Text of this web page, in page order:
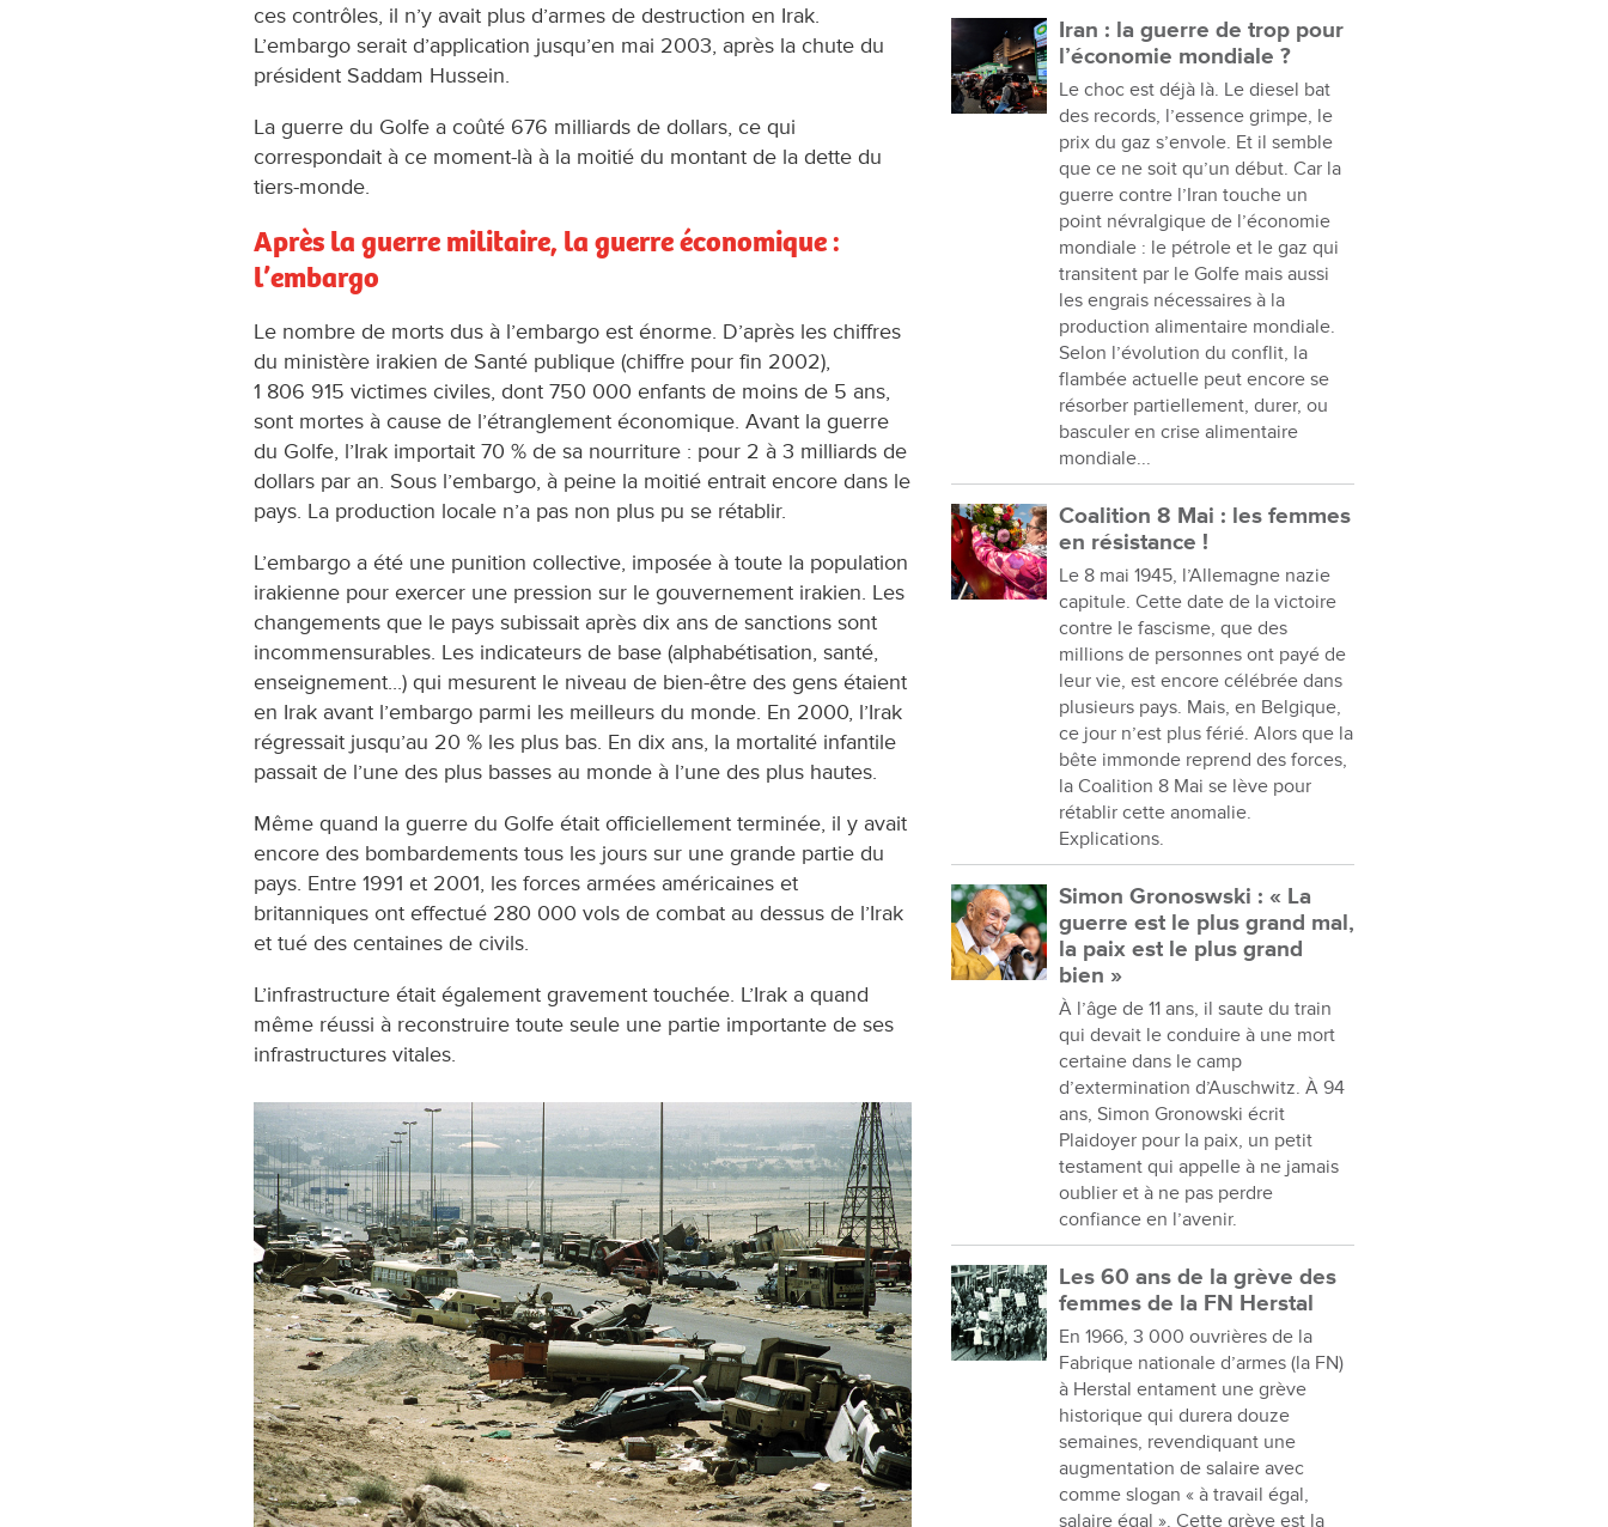
ces contrôles, il n’y avait plus d’armes de destruction en Irak.
L’embargo serait d’application jusqu’en mai 2003, après la chute du
président Saddam Hussein.
La guerre du Golfe a coûté 676 milliards de dollars, ce qui
correspondait à ce moment-là à la moitié du montant de la dette du
tiers-monde.
Après la guerre militaire, la guerre économique :
l’embargo
Le nombre de morts dus à l’embargo est énorme. D’après les chiffres
du ministère irakien de Santé publique (chiffre pour fin 2002),
1 806 915 victimes civiles, dont 750 000 enfants de moins de 5 ans,
sont mortes à cause de l’étranglement économique. Avant la guerre
du Golfe, l’Irak importait 70 % de sa nourriture : pour 2 à 3 milliards de
dollars par an. Sous l’embargo, à peine la moitié entrait encore dans le
pays. La production locale n’a pas non plus pu se rétablir.
L’embargo a été une punition collective, imposée à toute la population
irakienne pour exercer une pression sur le gouvernement irakien. Les
changements que le pays subissait après dix ans de sanctions sont
incommensurables. Les indicateurs de base (alphabétisation, santé,
enseignement...) qui mesurent le niveau de bien-être des gens étaient
en Irak avant l’embargo parmi les meilleurs du monde. En 2000, l’Irak
régressait jusqu’au 20 % les plus bas. En dix ans, la mortalité infantile
passait de l’une des plus basses au monde à l’une des plus hautes.
Même quand la guerre du Golfe était officiellement terminée, il y avait
encore des bombardements tous les jours sur une grande partie du
pays. Entre 1991 et 2001, les forces armées américaines et
britanniques ont effectué 280 000 vols de combat au dessus de l’Irak
et tué des centaines de civils.
L’infrastructure était également gravement touchée. L’Irak a quand
même réussi à reconstruire toute seule une partie importante de ses
infrastructures vitales.
Iran : la guerre de trop pour
l’économie mondiale ?
Le choc est déjà là. Le diesel bat
des records, l’essence grimpe, le
prix du gaz s’envole. Et il semble
que ce ne soit qu’un début. Car la
guerre contre l’Iran touche un
point névralgique de l’économie
mondiale : le pétrole et le gaz qui
transitent par le Golfe mais aussi
les engrais nécessaires à la
production alimentaire mondiale.
Selon l’évolution du conflit, la
flambée actuelle peut encore se
résorber partiellement, durer, ou
basculer en crise alimentaire
mondiale...
Coalition 8 Mai : les femmes
en résistance !
Le 8 mai 1945, l’Allemagne nazie
capitule. Cette date de la victoire
contre le fascisme, que des
millions de personnes ont payé de
leur vie, est encore célébrée dans
plusieurs pays. Mais, en Belgique,
ce jour n’est plus férié. Alors que la
bête immonde reprend des forces,
la Coalition 8 Mai se lève pour
rétablir cette anomalie.
Explications.
Simon Gronoswski : « La
guerre est le plus grand mal,
la paix est le plus grand
bien »
À l’âge de 11 ans, il saute du train
qui devait le conduire à une mort
certaine dans le camp
d’extermination d’Auschwitz. À 94
ans, Simon Gronowski écrit
Plaidoyer pour la paix, un petit
testament qui appelle à ne jamais
oublier et à ne pas perdre
confiance en l’avenir.
Les 60 ans de la grève des
femmes de la FN Herstal
En 1966, 3 000 ouvrières de la
Fabrique nationale d’armes (la FN)
à Herstal entament une grève
historique qui durera douze
semaines, revendiquant une
augmentation de salaire avec
comme slogan « à travail égal,
salaire égal ». Cette grève est la